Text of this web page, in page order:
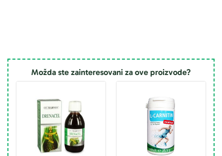
Možda ste zainteresovani za ove proizvode?